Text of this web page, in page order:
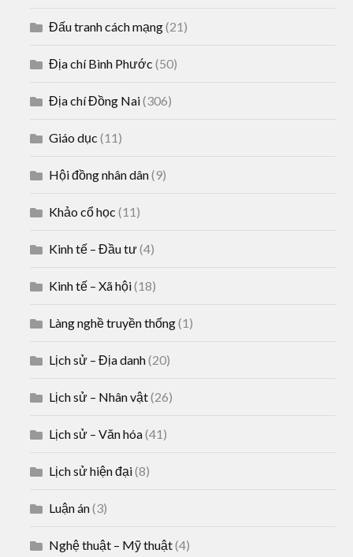
Đấu tranh cách mạng(21)
Địa chí Bình Phước (50)
Địa chí Đồng Nai(306)
Giáo dục (11)
Hội đồng nhân dân(9)
Khảo cổ học (11)
Kinh tế – Đầu tư(4)
Kinh tế – Xã hội(18)
Làng nghề truyền thống(1)
Lịch sử – Địa danh(20)
Lịch sử – Nhân vật(26)
Lịch sử – Văn hóa(41)
Lịch sử hiện đại(8)
Luận án(3)
Nghệ thuật – Mỹ thuật(4)